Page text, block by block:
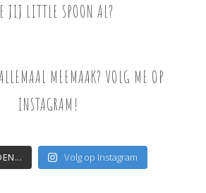
JIJ LITTLE SPOON AL?
MEEMAAK? VOLG ME OP
INSTAGRAM!
Volg op Instagram